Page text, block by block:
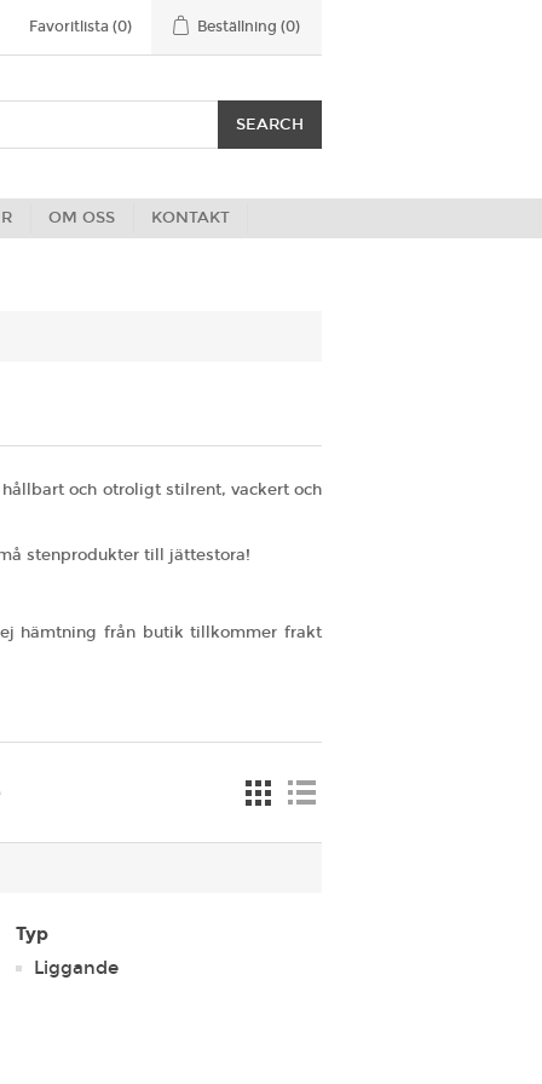
Favoritlista (0) Beställning (0)
OM OSS KONTAKT
och otroligt stilrent, vackert och
stenprodukter till jättestora!
hämtning från butik tillkommer frakt
Typ
Liggande